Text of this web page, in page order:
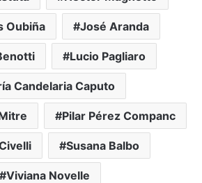
Oubiña José Aranda
Lucio Pagliaro
Candelaria Caputo
Pilar Pérez Companc
Susana Balbo
Viviana Novelle